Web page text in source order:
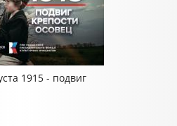
1915 - подвиг